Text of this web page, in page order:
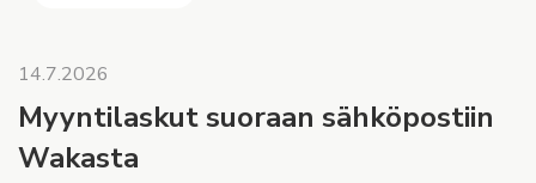
14.7.2026
Myyntilaskut suoraan sähköpostiin
Wakasta